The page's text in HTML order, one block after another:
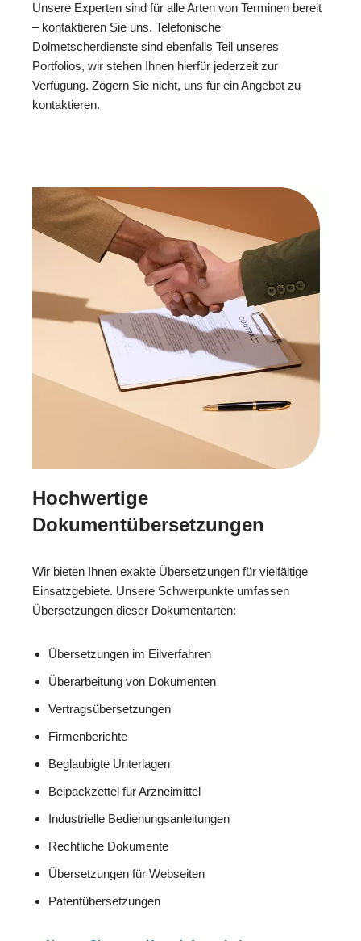
Unsere Experten sind für alle Arten von Terminen bereit
– kontaktieren Sie uns. Telefonische
Dolmetscherdienste sind ebenfalls Teil unseres
Portfolios, wir stehen Ihnen hierfür jederzeit zur
Verfügung. Zögern Sie nicht, uns für ein Angebot zu
kontaktieren.
Hochwertige
Dokumentübersetzungen
Wir bieten Ihnen exakte Übersetzungen für vielfältige
Einsatzgebiete. Unsere Schwerpunkte umfassen
Übersetzungen dieser Dokumentarten:
Übersetzungen im Eilverfahren
Überarbeitung von Dokumenten
Vertragsübersetzungen
Firmenberichte
Beglaubigte Unterlagen
Beipackzettel für Arzneimittel
Industrielle Bedienungsanleitungen
Rechtliche Dokumente
Übersetzungen für Webseiten
Patentübersetzungen